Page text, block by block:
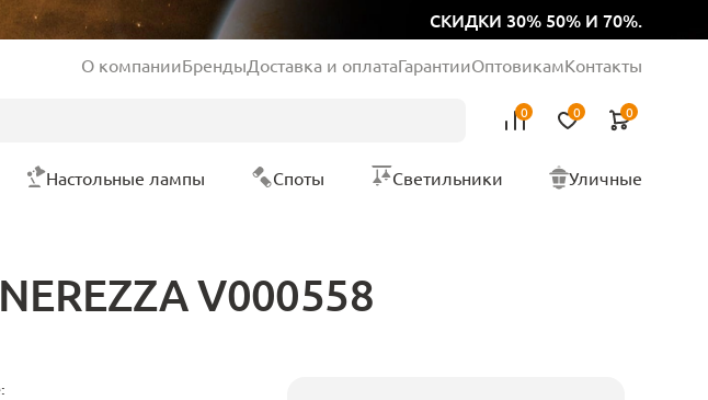
СКИДКИ 30% 50% И 70%.
О компанииБрендыДоставка и оплатаГарантииОптовикамКонтакты
0 0 0
Настольные лампы Споты Светильники Уличные
V000558